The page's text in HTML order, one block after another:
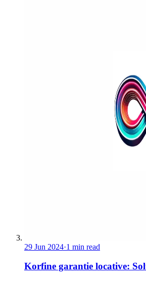
29 Jun 2024·1 min read
Korfine garantie locative: